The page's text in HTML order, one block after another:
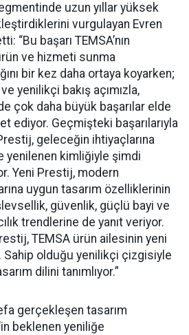
uzun yıllar yüksek
vurgulayan Evren
“Bu başarı TEMSA’nın
ve hizmeti sunma
bir kez daha ortaya koyarken;
ve yenilikçi bakış açımızla,
çok daha büyük başarılar elde
ediyor. Geçmişteki başarılarıyla
geleceğin ihtiyaçlarına
yenilenen kimliğiyle şimdi
Yeni Prestij, modern
uygun tasarım özelliklerinin
güvenlik, güçlü bayi ve
trendlerine de yanıt veriyor.
TEMSA ürün ailesinin yeni
Sahip olduğu yenilikçi çizgisiyle
dilini tanımlıyor.”
gerçekleşen tasarım
beklenen yeniliğe